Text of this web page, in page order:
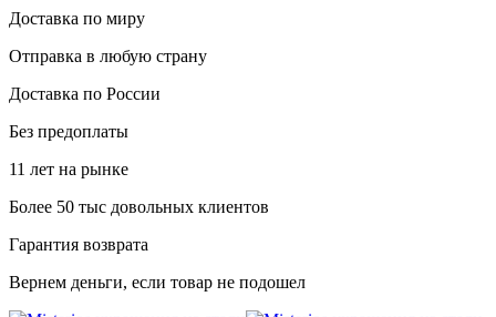
Доставка по миру
Отправка в любую страну
Доставка по России
Без предоплаты
11 лет на рынке
Более 50 тыс довольных клиентов
Гарантия возврата
Вернем деньги, если товар не подошел